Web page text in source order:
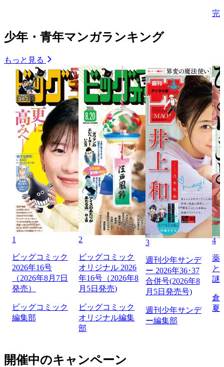
完
少年・青年マンガランキング
もっと見る
1
ビッグコミック
2026年16号
（2026年8月7日
発売）
ビッグコミック
編集部
2
ビッグコミック
オリジナル 2026
年16号（2026年8
月5日発売)
ビッグコミック
オリジナル編集
部
3
週刊少年サンデ
ー 2026年36･37
合併号(2026年8
月5日発売号)
週刊少年サンデ
ー編集部
4
薬
と
謎
倉
夏
開催中のキャンペーン